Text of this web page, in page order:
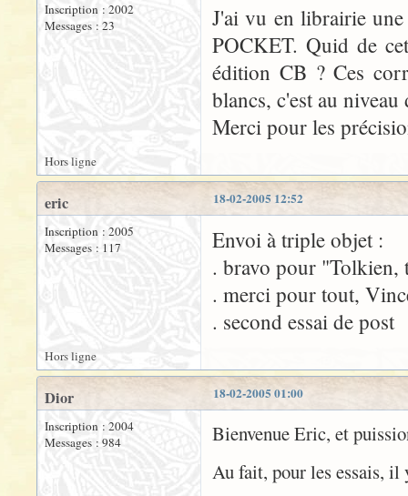
Inscription : 2002
Messages : 23
J'ai vu en librairie
POCKET. Quid de
édition CB ? Ces
blancs, c'est au
Merci pour les
Hors ligne
18-02-2005 12:52
eric
Inscription : 2005
Messages : 117
Envoi à triple objet :
. bravo pour "Tolkien,
. merci pour tout,
. second essai de post
Hors ligne
18-02-2005 01:00
Dior
Inscription : 2004
Messages : 984
Bienvenue Eric, et
Au fait, pour les essais, il